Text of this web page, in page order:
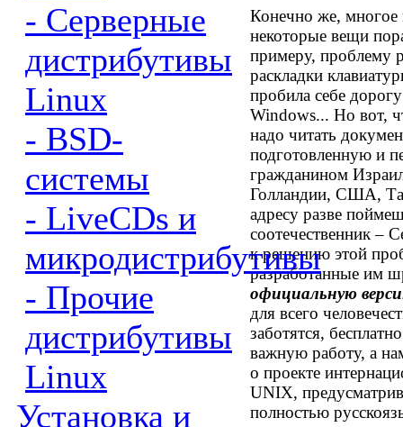
- Серверные
дистрибутивы
Linux
- BSD-
системы
- LiveCDs и
микродистрибутивы
- Прочие
дистрибутивы
Linux
Установка и
Конечно же, многое
некоторые вещи
примеру, проблему
раскладки
пробила себе
Windows... Но вот,
надо читать
подготовленную и
гражданином
Голландии, США,
адресу разве
соотечественник –
к решению этой
разработанные им
официальную
для всего
заботятся,
важную работу, а
о проекте
UNIX,
полностью